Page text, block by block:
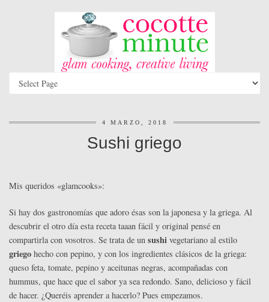
4 MARZO, 2018
Sushi griego
Mis queridos «glamcooks»:
Si hay dos gastronomías que adoro ésas son la japonesa y la griega. Al
descubrir el otro día esta receta taaan fácil y original pensé en
compartirla con vosotros. Se trata de un sushi vegetariano al estilo
griego hecho con pepino, y con los ingredientes clásicos de la griega:
queso feta, tomate, pepino y aceitunas negras, acompañadas con
hummus, que hace que el sabor ya sea redondo. Sano, delicioso y fácil
de hacer. ¿Queréis aprender a hacerlo? Pues empezamos.